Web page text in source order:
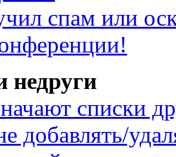
спам или
недруги
списки
добавлять/